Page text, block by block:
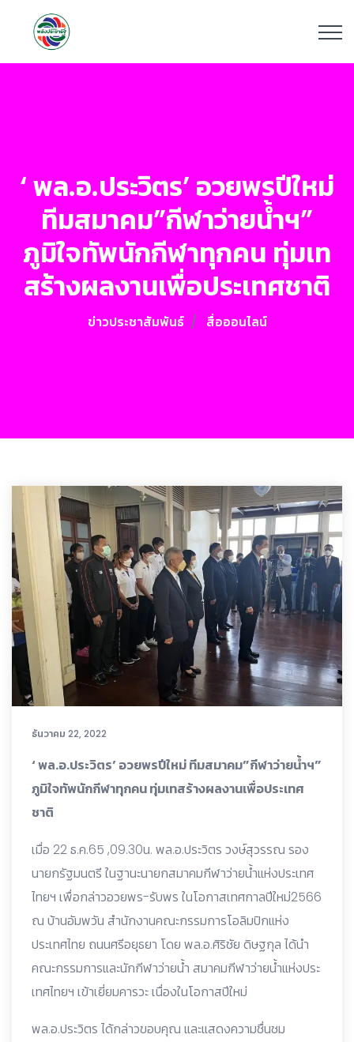
‘ พล.อ.ประวิตร’ อวยพรปีใหม่
ทีมสมาคม”กีฬาว่ายน้ำฯ”
ภูมิใจทัพนักกีฬาทุกคน ทุ่มเท
สร้างผลงานเพื่อประเทศชาติ
ข่าวประชาสัมพันธ์ สื่อออนไลน์
ธันวาคม 22, 2022
‘ พล.อ.ประวิตร’ อวยพรปีใหม่ ทีมสมาคม”กีฬาว่ายน้ำฯ”
ภูมิใจทัพนักกีฬาทุกคน ทุ่มเทสร้างผลงานเพื่อประเทศ
ชาติ
เมื่อ 22 ธ.ค.65 ,09.30น. พล.อ.ประวิตร วงษ์สุวรรณ รอง
นายกรัฐมนตรี ในฐานะนายกสมาคมกีฬาว่ายน้ำแห่งประเทศ
ไทยฯ เพื่อกล่าวอวยพร-รับพร ในโอกาสเทศกาลปีใหม่2566
ณ บ้านอัมพวัน สำนักงานคณะกรรมการโอลิมปิกแห่ง
ประเทศไทย ถนนศรีอยุธยา โดย พล.อ.ศิริชัย ดิษฐกุล ได้นำ
คณะกรรมการและนักกีฬาว่ายน้ำ สมาคมกีฬาว่ายน้ำแห่งประ
เทศไทยฯ เข้าเยี่ยมคารวะ เนื่องในโอกาสปีใหม่
พล.อ.ประวิตร ได้กล่าวขอบคุณ และแสดงความชื่นชม